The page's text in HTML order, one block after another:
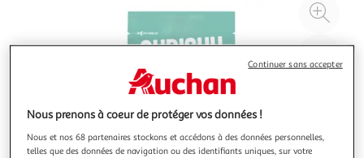
d'aide
à
Nous prenons à coeur de protéger vos données !
Nous et nos 68 partenaires stockons et accédons à des données personnelles,
telles que des données de navigation ou des identifiants uniques, sur votre
Continuer sans accepter